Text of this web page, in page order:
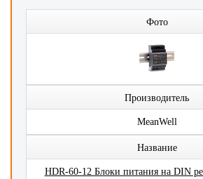
Фото
Производитель
MeanWell
Название
HDR-60-12 Блоки питания на DIN